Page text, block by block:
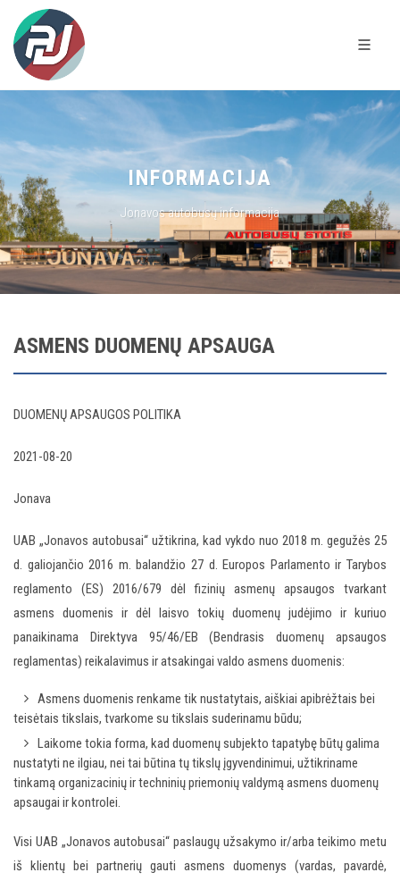
INFORMACIJA
Jonavos autobusų informacija
ASMENS DUOMENŲ APSAUGA
DUOMENŲ APSAUGOS POLITIKA
2021-08-20
Jonava
UAB „Jonavos autobusai“ užtikrina, kad vykdo nuo 2018 m. gegužės 25
d. galiojančio 2016 m. balandžio 27 d. Europos Parlamento ir Tarybos
reglamento (ES) 2016/679 dėl fizinių asmenų apsaugos tvarkant
asmens duomenis ir dėl laisvo tokių duomenų judėjimo ir kuriuo
panaikinama Direktyva 95/46/EB (Bendrasis duomenų apsaugos
reglamentas) reikalavimus ir atsakingai valdo asmens duomenis:
Asmens duomenis renkame tik nustatytais, aiškiai apibrėžtais bei
teisėtais tikslais, tvarkome su tikslais suderinamu būdu;
Laikome tokia forma, kad duomenų subjekto tapatybę būtų galima
nustatyti ne ilgiau, nei tai būtina tų tikslų įgyvendinimui, užtikriname
tinkamą organizacinių ir techninių priemonių valdymą asmens duomenų
apsaugai ir kontrolei.
Visi UAB „Jonavos autobusai“ paslaugų užsakymo ir/arba teikimo metu
iš klientų bei partnerių gauti asmens duomenys (vardas, pavardė,